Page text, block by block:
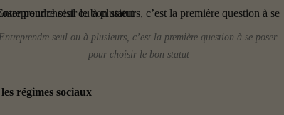
seul ou à plusieurs, c’est la première question à se poser
pour choisir le bon statut
régimes sociaux